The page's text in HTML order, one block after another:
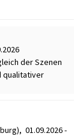
der Szenen
qualitativer
01.09.2026 -